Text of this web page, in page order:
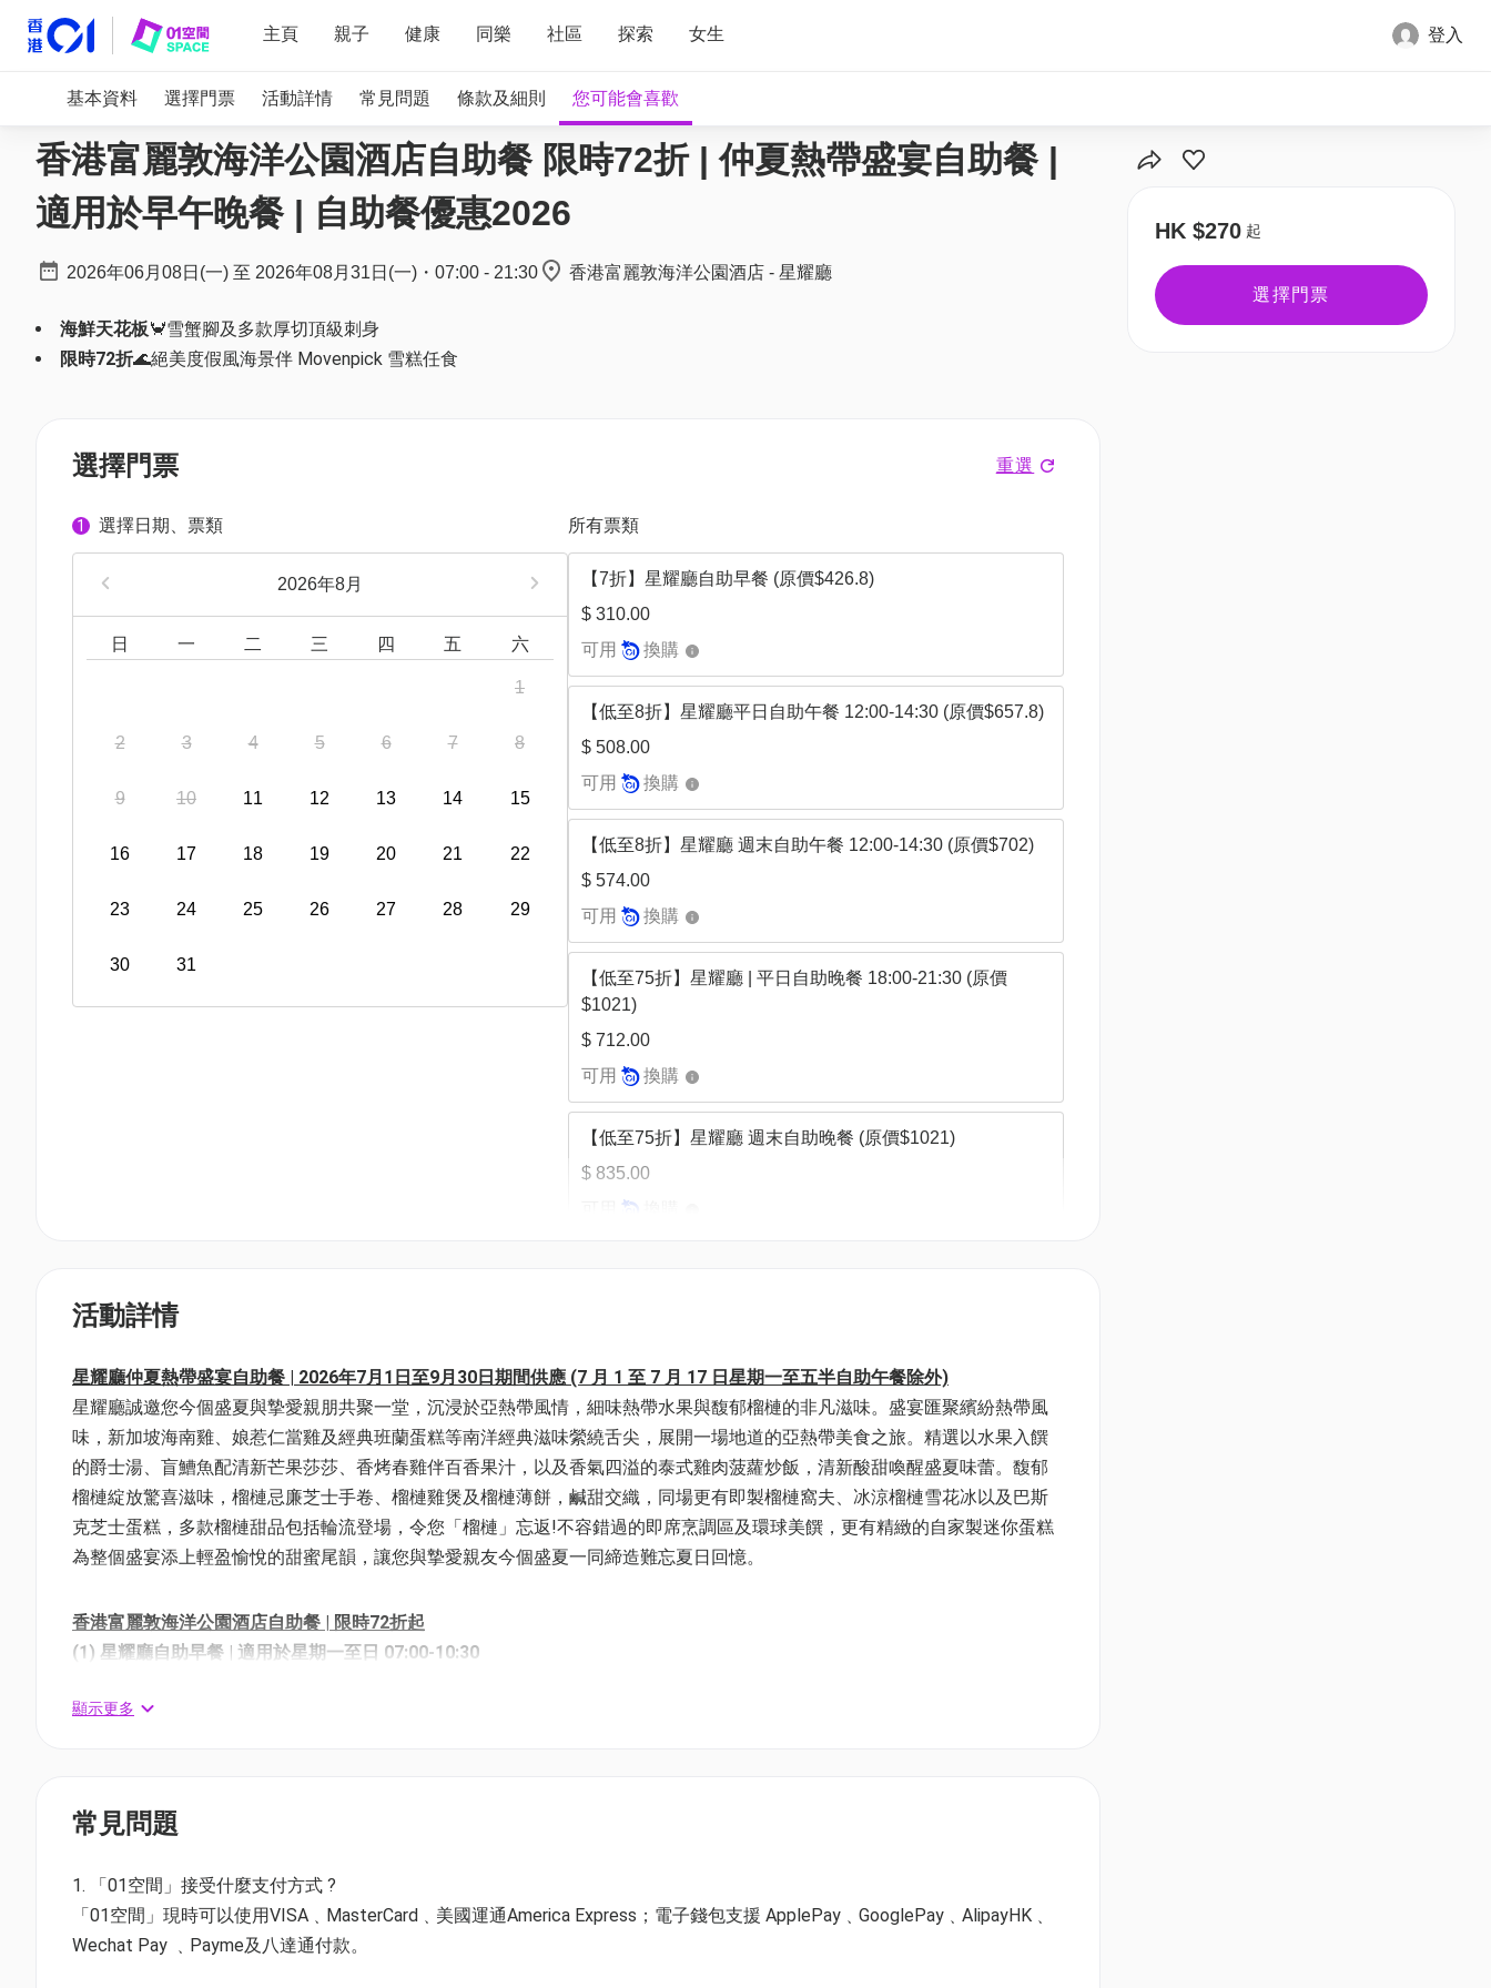
登入
主頁 親子 健康 同樂 社區 探索 女生
基本資料 選擇門票 活動詳情 常見問題 條款及細則 您可能會喜歡
香港富麗敦海洋公園酒店自助餐 限時72折 | 仲夏熱帶盛宴自助餐 |
適用於早午晚餐 | 自助餐優惠2026
2026年06月08日(一) 至 2026年08月31日(一) ・ 07:00 - 21:30 香港富麗敦海洋公園酒店 - 星耀廳
海鮮天花板🦀雪蟹腳及多款厚切頂級刺身
限時72折🌊絕美度假風海景伴 Movenpick 雪糕任食
選擇門票 重選
1 選擇日期、票類
2026年8月
日 一 二 三 四 五 六
1
2 3 4 5 6 7 8
9 10 11 12 13 14 15
16 17 18 19 20 21 22
23 24 25 26 27 28 29
30 31
所有票類
【7折】星耀廳自助早餐 (原價$426.8)
$ 310.00
可用
換購
【低至8折】星耀廳平日⾃助午餐 12:00-14:30 (原價$657.8)
$ 508.00
可用
換購
【低至8折】星耀廳 週末⾃助午餐 12:00-14:30 (原價$702)
$ 574.00
可用
換購
【低至75折】星耀廳 | 平日⾃助晚餐 18:00-21:30 (原價
$1021)
$ 712.00
可用
換購
【低至75折】星耀廳 週末⾃助晚餐 (原價$1021)
$ 835.00
可用
換購
活動詳情
星耀廳仲夏熱帶盛宴自助餐 | 2026年7月1日至9月30日期間供應 (7 月 1 至 7 月 17 日星期一至五半自助午餐除外)
星耀廳誠邀您今個盛夏與摯愛親朋共聚一堂，沉浸於亞熱帶風情，細味熱帶水果與馥郁榴槤的非凡滋味。盛宴匯聚繽紛熱帶風
味，新加坡海南雞、娘惹仁當雞及經典班蘭蛋糕等南洋經典滋味縈繞舌尖，展開一場地道的亞熱帶美食之旅。精選以水果入饌
的爵士湯、盲鰽魚配清新芒果莎莎、香烤春雞伴百香果汁，以及香氣四溢的泰式雞肉菠蘿炒飯，清新酸甜喚醒盛夏味蕾。馥郁
榴槤綻放驚喜滋味，榴槤忌廉芝士手卷、榴槤雞煲及榴槤薄餅，鹹甜交織，同場更有即製榴槤窩夫、冰涼榴槤雪花冰以及巴斯
克芝士蛋糕，多款榴槤甜品包括輪流登場，令您「榴槤」忘返!不容錯過的即席烹調區及環球美饌，更有精緻的自家製迷你蛋糕
為整個盛宴添上輕盈愉悅的甜蜜尾韻，讓您與摯愛親友今個盛夏一同締造難忘夏日回憶。
香港富麗敦海洋公園酒店自助餐 | 限時72折起
(1) 星耀廳自助早餐 | 適用於星期一至日 07:00-10:30
(3)《仲夏熱帶盛宴自助餐》自助午餐 | 任食海鮮雪蟹腳、限定榴槤甜品
*適用於星期六至日 | 12:00-14:30
(4)《仲夏熱帶盛宴自助餐》自助晚餐 | 星期五至日及公眾假期限定任食雪腳蟹、限定榴槤甜品
適用於星期一至四 | 18:00-21:30
顯示更多
常見問題
1. 「01空間」接受什麼支付方式 ?
「01空間」現時可以使用VISA﹑MasterCard﹑美國運通America Express；電子錢包支援 ApplePay﹑GooglePay﹑AlipayHK﹑
Wechat Pay ﹑Payme及八達通付款。
HK $270 起
選擇門票